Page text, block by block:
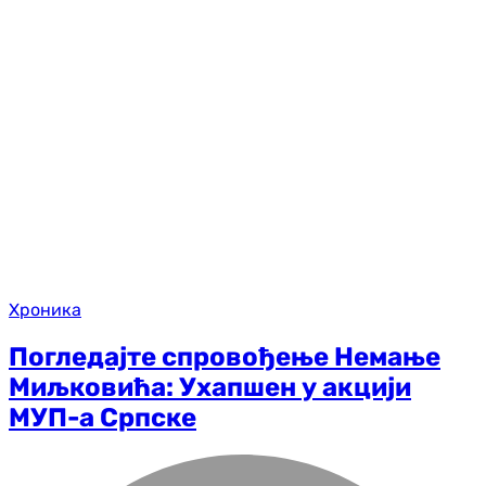
Хроника
Погледајте спровођење Немање
Миљковића: Ухапшен у акцији
МУП-а Српске